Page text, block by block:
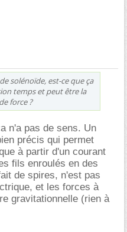
solénoïde, est-ce que ça
temps et peut être la
force ?
n'a pas de sens. Un
précis qui permet
à partir d'un courant
fils enroulés en des
de spires, n'est pas
et les forces à
gravitationnelle (rien à